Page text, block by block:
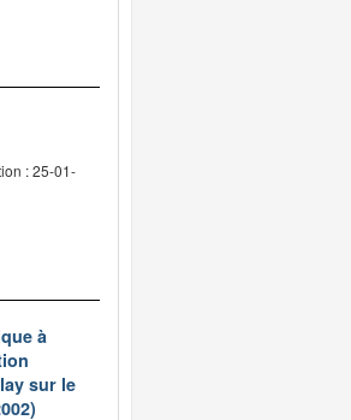
: 25-01-
à
sur le